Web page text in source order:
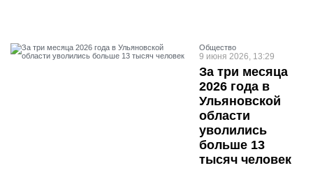
Общество
9 июня 2026, 13:29
За три месяца
2026 года в
Ульяновской
области
уволились
больше 13
тысяч человек